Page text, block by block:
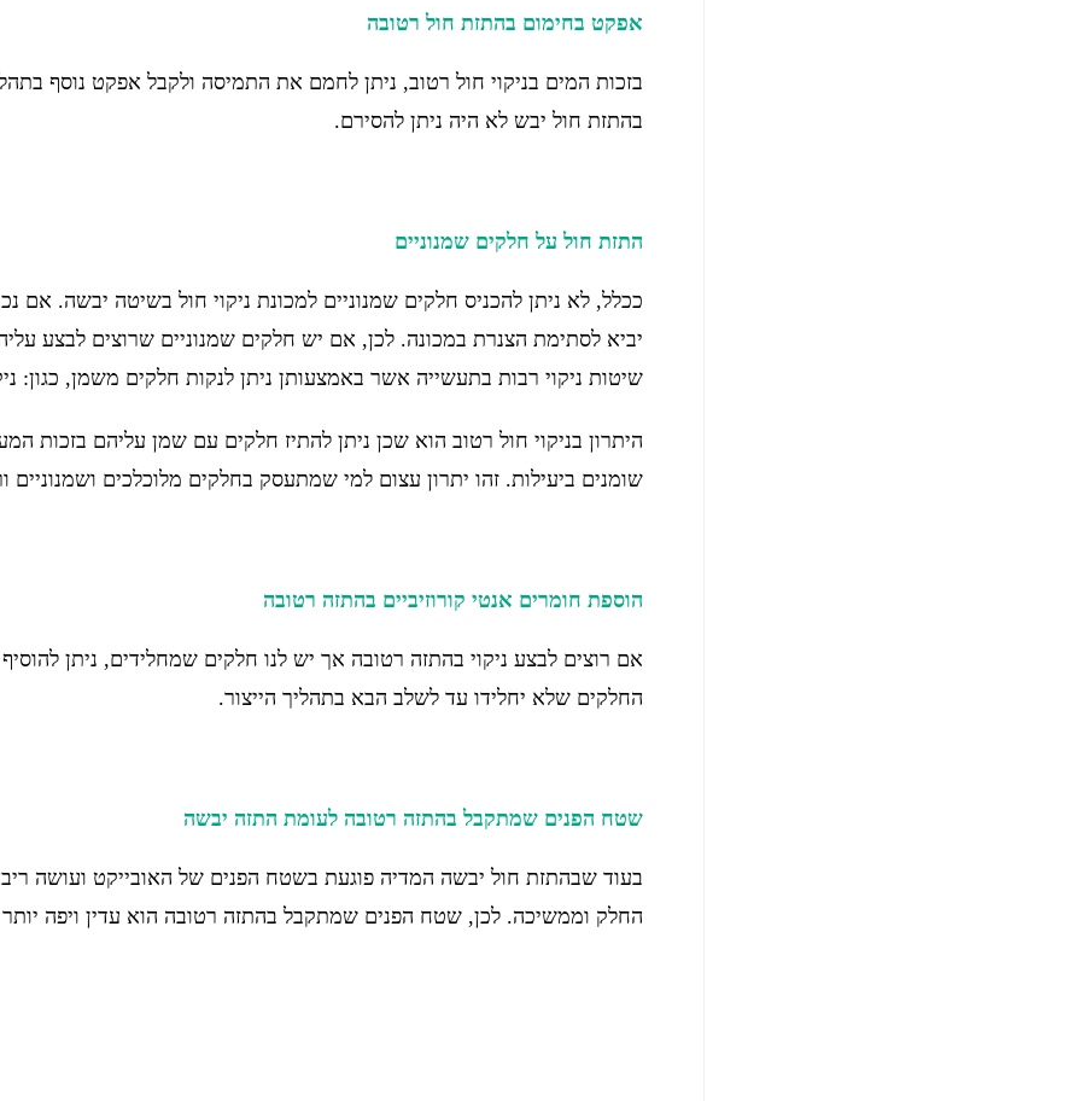
אפקט בחימום בהתזת חול רטובה
בזכות המים בניקוי חול רטוב, ניתן לחמם את התמיסה ולקבל אפקט נוסף
בהתזת חול יבש לא היה ניתן להסירם.
התזת חול על חלקים שמנוניים
ככלל, לא ניתן להכניס חלקים שמנוניים למכונת ניקוי חול בשיטה יבשה. אם
יביא לסתימת הצנרת במכונה. לכן, אם יש חלקים שמנוניים שרוצים לבצע
שיטות ניקוי רבות בתעשייה אשר באמצעותן ניתן לנקות חלקים משמן, כגון:
היתרון בניקוי חול רטוב הוא שכן ניתן להתיז חלקים עם שמן עליהם בזכות
שומנים ביעילות. זהו יתרון עצום למי שמתעסק בחלקים מלוכלכים
הוספת חומרים אנטי קורוזיביים בהתזה רטובה
אם רוצים לבצע ניקוי בהתזה רטובה אך יש לנו חלקים שמחלידים, ניתן
החלקים שלא יחלידו עד לשלב הבא בתהליך הייצור.
שטח הפנים שמתקבל בהתזה רטובה לעומת התזה יבשה
בעוד שבהתזת חול יבשה המדיה פוגעת בשטח הפנים של האובייקט ועושה
החלק וממשיכה. לכן, שטח הפנים שמתקבל בהתזה רטובה הוא עדין ויפה